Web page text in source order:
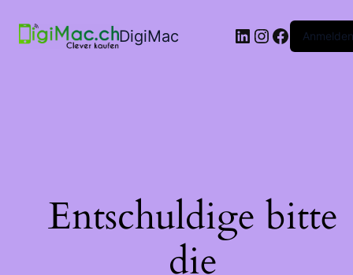
DigiMac LinkedIn
Instagram
Anmelden
Entschuldige bitte
die